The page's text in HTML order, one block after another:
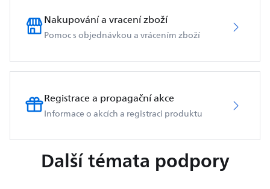
Nakupování a vracení zboží
Pomoc s objednávkou a vrácením zboží
Registrace a propagační akce
Informace o akcích a registraci produktu
Další témata podpory